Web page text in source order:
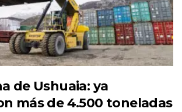
de Ushuaia: ya
más de 4.500 toneladas